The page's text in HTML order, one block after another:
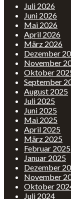
Juli 2026
Juni 2026
Mai 2026
April 2026
März 2026
Dezember
November
Oktober
September
August 2025
Juli 2025
Juni 2025
Mai 2025
April 2025
März 2025
Februar 2025
Januar 2025
Dezember
November
Oktober
Juli 2024